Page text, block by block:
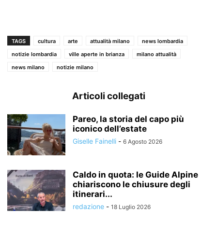
TAGS cultura arte attualità milano
news lombardia
notizie lombardia
ville aperte in brianza
milano attualità
news milano
notizie milano
Articoli collegati
Pareo, la storia del capo più
iconico dell’estate
Giselle Fainelli - 6 Agosto 2026
Caldo in quota: le Guide Alpine
chiariscono le chiusure degli
itinerari...
redazione - 18 Luglio 2026